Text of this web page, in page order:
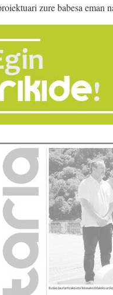
zure babesa eman